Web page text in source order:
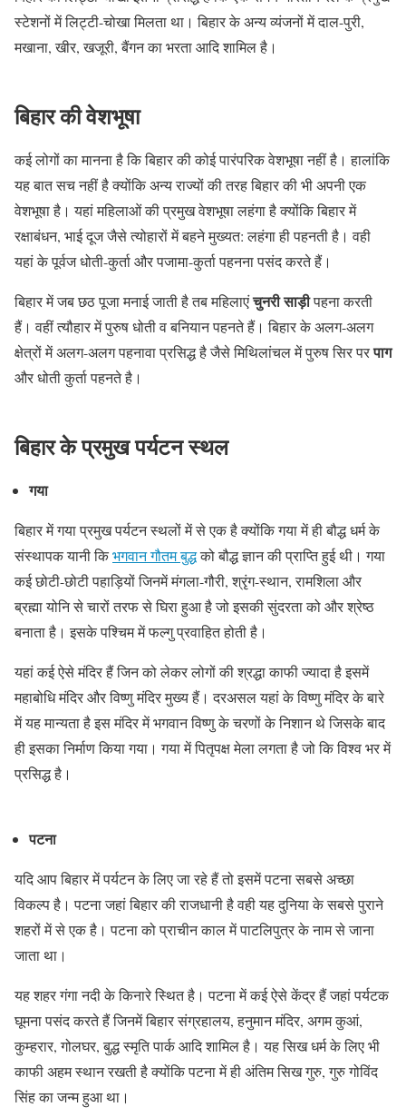
स्टेशनों में लिट्टी-चोखा मिलता था। बिहार के अन्य व्यंजनों में दाल-पुरी,
मखाना, खीर, खजूरी, बैंगन का भरता आदि शामिल है।
बिहार की वेशभूषा
कई लोगों का मानना है कि बिहार की कोई पारंपरिक वेशभूषा नहीं है। हालांकि
यह बात सच नहीं है क्योंकि अन्य राज्यों की तरह बिहार की भी अपनी एक
वेशभूषा है। यहां महिलाओं की प्रमुख वेशभूषा लहंगा है क्योंकि बिहार में
रक्षाबंधन, भाई दूज जैसे त्योहारों में बहने मुख्यत: लहंगा ही पहनती है। वही
यहां के पूर्वज धोती-कुर्ता और पजामा-कुर्ता पहनना पसंद करते हैं।
बिहार में जब छठ पूजा मनाई जाती है तब महिलाएंचुनरी साड़ीपहना करती
हैं। वहीं त्यौहार में पुरुष धोती व बनियान पहनते हैं। बिहार के अलग-अलग
क्षेत्रों में अलग-अलग पहनावा प्रसिद्ध है जैसे मिथिलांचल में पुरुष सिर परपाग
और धोती कुर्ता पहनते है।
बिहार के प्रमुख पर्यटन स्थल
गया
बिहार में गया प्रमुख पर्यटन स्थलों में से एक है क्योंकि गया में ही बौद्ध धर्म के
संस्थापक यानी किभगवान गौतम बुद्धको बौद्ध ज्ञान की प्राप्ति हुई थी। गया
कई छोटी-छोटी पहाड़ियों जिनमें मंगला-गौरी, श्रृंग-स्थान, रामशिला और
ब्रह्मा योनि से चारों तरफ से घिरा हुआ है जो इसकी सुंदरता को और श्रेष्ठ
बनाता है। इसके पश्चिम में फल्गु प्रवाहित होती है।
यहां कई ऐसे मंदिर हैं जिन को लेकर लोगों की श्रद्धा काफी ज्यादा है इसमें
महाबोधि मंदिर और विष्णु मंदिर मुख्य हैं। दरअसल यहां के विष्णु मंदिर के बारे
में यह मान्यता है इस मंदिर में भगवान विष्णु के चरणों के निशान थे जिसके बाद
ही इसका निर्माण किया गया। गया में पितृपक्ष मेला लगता है जो कि विश्व भर में
प्रसिद्ध है।
पटना
यदि आप बिहार में पर्यटन के लिए जा रहे हैं तो इसमें पटना सबसे अच्छा
विकल्प है। पटना जहां बिहार की राजधानी है वही यह दुनिया के सबसे पुराने
शहरों में से एक है। पटना को प्राचीन काल में पाटलिपुत्र के नाम से जाना
जाता था।
यह शहर गंगा नदी के किनारे स्थित है। पटना में कई ऐसे केंद्र हैं जहां पर्यटक
घूमना पसंद करते हैं जिनमें बिहार संग्रहालय, हनुमान मंदिर, अगम कुआं,
कुम्हरार, गोलघर, बुद्ध स्मृति पार्क आदि शामिल है। यह सिख धर्म के लिए भी
काफी अहम स्थान रखती है क्योंकि पटना में ही अंतिम सिख गुरु, गुरु गोविंद
सिंह का जन्म हुआ था।